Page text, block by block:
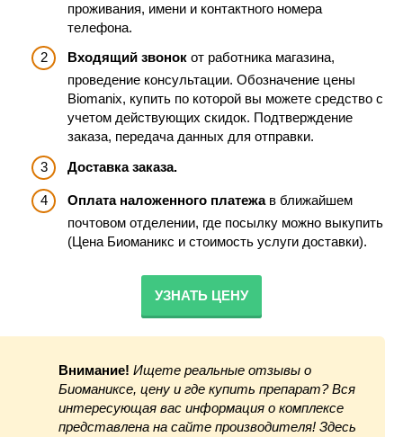
проживания, имени и контактного номера
телефона.
Входящий звонок от работника магазина,
проведение консультации. Обозначение цены
Biomanix, купить по которой вы можете средство с
учетом действующих скидок. Подтверждение
заказа, передача данных для отправки.
Доставка заказа.
Оплата наложенного платежав ближайшем
почтовом отделении, где посылку можно выкупить
(Цена Биоманикс и стоимость услуги доставки).
УЗНАТЬ ЦЕНУ
Внимание! Ищете реальные отзывы о
Биоманиксе, цену и где купить препарат? Вся
интересующая вас информация о комплексе
представлена на сайте производителя! Здесь